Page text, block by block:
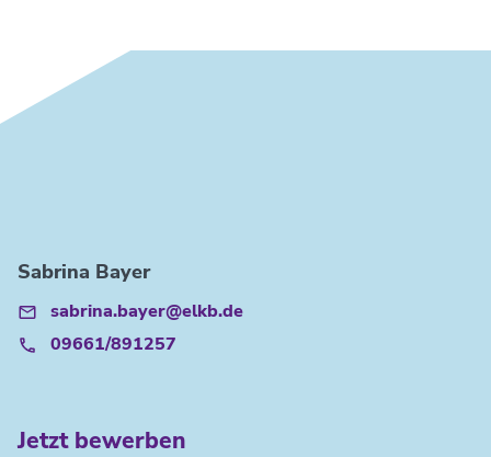
Sabrina Bayer
sabrina.bayer@elkb.de
09661/891257
Jetzt bewerben